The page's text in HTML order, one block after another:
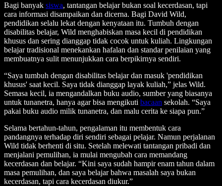
Bagi banyak siswa, tantangan belajar bukan soal kecerdasan, tapi
cara informasi disampaikan dan dicerna. Bagi David Wild,
pendidikan selalu lekat dengan kenyataan itu. Tumbuh dengan
disabilitas belajar, Wild menghabiskan masa kecil di pendidikan
khusus dan sering dianggap tidak cocok untuk kuliah. Lingkungan
belajar tradisional menekankan hafalan dan standar penilaian yang
membuatnya sulit menunjukkan cara berpikirnya sendiri.
“Saya tumbuh dengan disabilitas belajar dan masuk 'pendidikan
khusus' saat kecil. Saya tidak dianggap layak kuliah,” jelas Wild.
Semasa kecil, ia mengandalkan buku audio, sumber yang biasanya
untuk tunanetra, hanya agar bisa mengikuti bacaan sekolah. “Saya
pakai buku audio milik tunanetra, dan malu cerita ke siapa pun.”
Selama bertahun-tahun, pengalaman itu membentuk cara
pandangnya terhadap diri sendiri sebagai pelajar. Namun perjalanan
Wild tidak berhenti di situ. Setelah melewati tantangan pribadi dan
menjalani pemulihan, ia mulai mengubah cara memandang
kecerdasan dan belajar. “Kini saya sudah hampir enam tahun dalam
masa pemulihan, dan saya belajar bahwa masalah saya bukan
kecerdasan, tapi cara kecerdasan diukur.”